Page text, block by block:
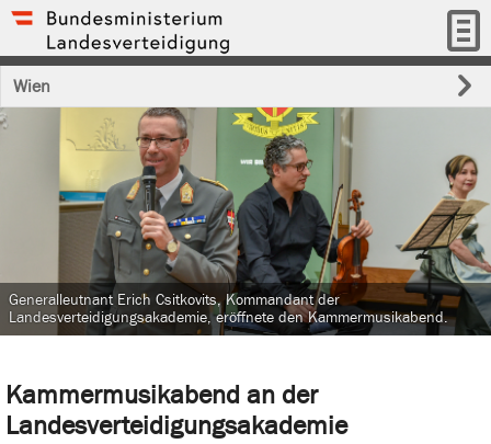
Wien
Kammermusikabend an der
Landesverteidigungsakademie
Generalleutnant Erich Csitkovits, Kommandant der
Landesverteidigungsakademie, eröffnete den Kammermusikabend.